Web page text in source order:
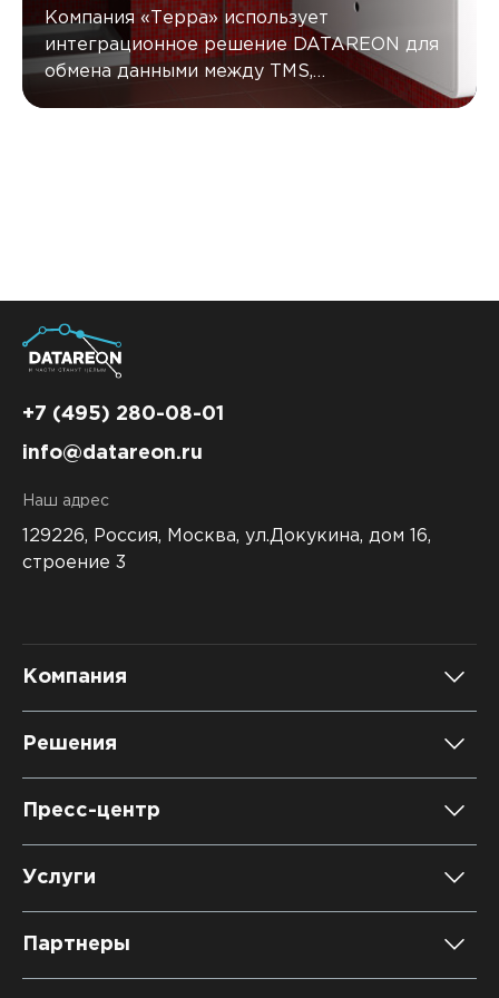
Компания «Терра» использует
интеграционное решение DATAREON для
обмена данными между TMS,
корпоративной информационной системой
+7 (495) 280-08-01
info@datareon.ru
Наш адрес
129226, Россия, Москва, ул.Докукина, дом 16,
строение 3
Компания
О компании
Клиенты и проекты
Решения
DATAREON Platform
Пресс-центр
Новости
Услуги
Образовательный марафон: ваш рывок к новым
Партнеры